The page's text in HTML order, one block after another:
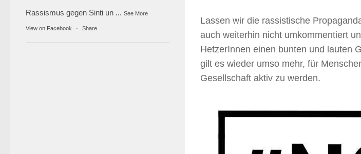
Lassen wir die rassistische
auch weiterhin nicht umkommentiert
HetzerInnen einen bunten und lauten
gilt es wieder umso mehr, für
Gesellschaft aktiv zu werden.
Rassismus gegen Sinti un ... See More
View on Facebook · Share